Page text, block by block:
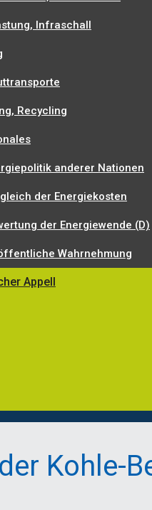
Infraschall
Recycling
anderer Nationen
der Energiekosten
der Energiewende (D)
Wahrnehmung
Appell
Kohle-